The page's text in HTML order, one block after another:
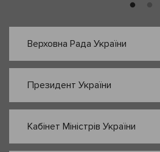
Верховна Рада України
Президент України
Кабінет Міністрів України